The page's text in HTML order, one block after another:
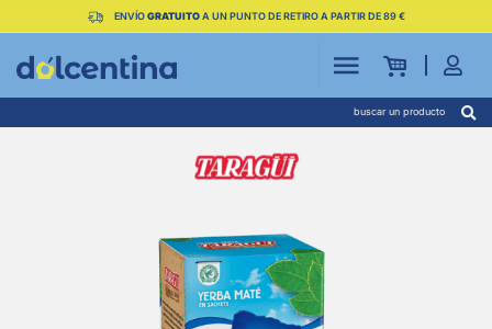
ENVÍOGRATUITOA UN PUNTO DE RETIRO A PARTIR DE 89 €
buscar un producto